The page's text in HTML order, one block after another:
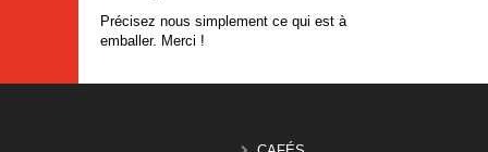
Précisez nous simplement ce qui est à
emballer. Merci !